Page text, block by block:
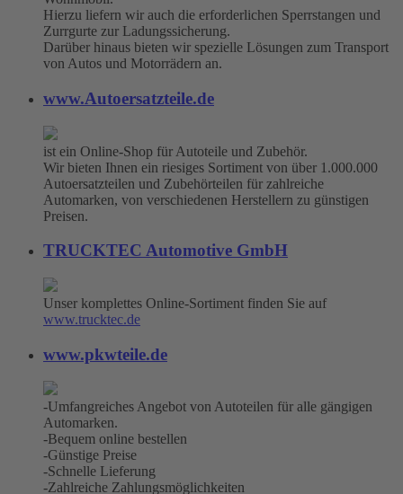
Hierzu liefern wir auch die erforderlichen Sperrstangen und
Zurrgurte zur Ladungssicherung.
Darüber hinaus bieten wir spezielle Lösungen zum Transport
von Autos und Motorrädern an.
www.Autoersatzteile.de
ist ein Online-Shop für Autoteile und Zubehör.
Wir bieten Ihnen ein riesiges Sortiment von über 1.000.000
Autoersatzteilen und Zubehörteilen für zahlreiche
Automarken, von verschiedenen Herstellern zu günstigen
Preisen.
TRUCKTEC Automotive GmbH
Unser komplettes Online-Sortiment finden Sie auf
www.trucktec.de
www.pkwteile.de
-Umfangreiches Angebot von Autoteilen für alle gängigen
Automarken.
-Bequem online bestellen
-Günstige Preise
-Schnelle Lieferung
-Zahlreiche Zahlungsmöglichkeiten